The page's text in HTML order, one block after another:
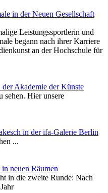
in der Neuen Gesellschaft
Leistungssportlerin und
begann nach ihrer Karriere
an der Hochschule für
Akademie der Künste
sehen. Hier unsere
in der ifa-Galerie Berlin
...
neuen Räumen
in die zweite Runde: Nach